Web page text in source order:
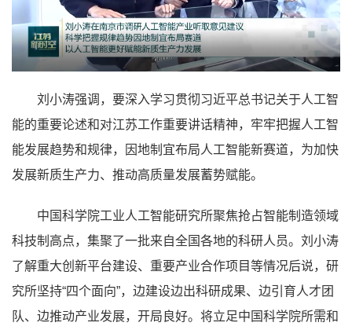
刘小涛强调，要深入学习贯彻习近平总书记关于人工智
能的重要论述和对江苏工作重要讲话精神，牢牢把握人工智
能发展趋势和规律，因地制宜布局人工智能新赛道，为加快
发展新质生产力、推动高质量发展蓄势赋能。
中国科学院工业人工智能研究所聚焦抢占智能制造领域
科技制高点，集聚了一批来自全国各地的科研人员。刘小涛
了解重大创新平台建设、重要产业合作项目等情况后说，研
究所坚持“四个面向”，边建设边出科研成果、边引育人才团
队、边推动产业发展，开局良好。将立足中国科学院所需和